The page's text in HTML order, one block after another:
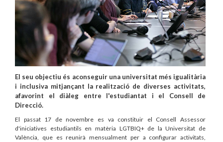
El seu objectiu és aconseguir una universitat més igualitària
i inclusiva mitjançant la realització de diverses activitats,
afavorint el diàleg entre l'estudiantat i el Consell de
Direcció.
El passat 17 de novembre es va constituir el Consell Assessor
d'iniciatives estudiantils en matèria LGTBIQ+ de la Universitat de
València, que es reunirà mensualment per a configurar activitats,